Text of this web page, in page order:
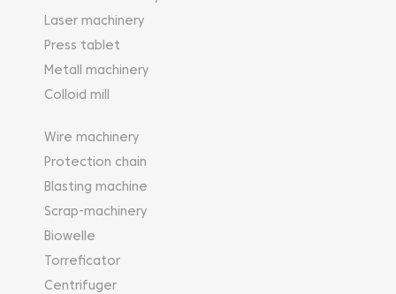
Laser machinery
Press tablet
Metall machinery
Colloid mill
Wire machinery
Protection chain
Blasting machine
Scrap-machinery
Biowelle
Torreficator
Centrifuger